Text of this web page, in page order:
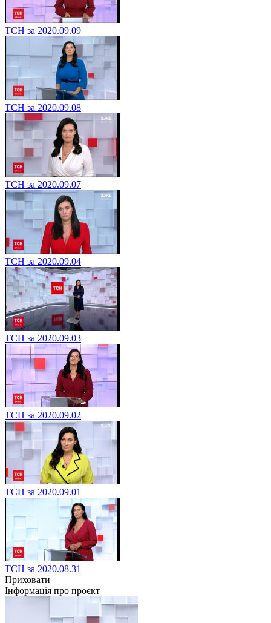
ТСН за 2020.09.09
ТСН за 2020.09.08
ТСН за 2020.09.07
ТСН за 2020.09.04
ТСН за 2020.09.03
ТСН за 2020.09.02
ТСН за 2020.09.01
ТСН за 2020.08.31
Приховати
Інформація про проєкт